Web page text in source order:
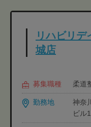
リハビリ
城店
募集職種 柔道
勤務地
神奈
ビル